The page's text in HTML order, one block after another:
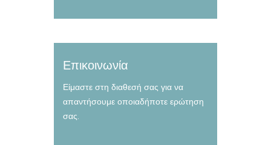
Επικοινωνία
Είμαστε στη διαθεσή σας για να
απαντήσουμε οποιαδήποτε ερώτηση
σας.